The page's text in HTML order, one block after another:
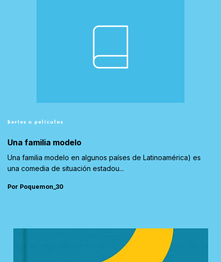
Series o películas
Una familia modelo
Una familia modelo en algunos países de Latinoamérica) es
una comedia de situación estadou...
Por Poquemon_30